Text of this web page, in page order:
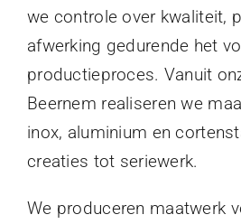
we controle over kwaliteit,
afwerking gedurende het
productieproces. Vanuit
Beernem realiseren we
inox, aluminium en
creaties tot seriewerk.
We produceren maatwerk